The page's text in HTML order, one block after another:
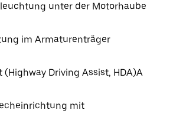
unter der Motorhaube
im Armaturenträger
Driving Assist, HDA)A
mit